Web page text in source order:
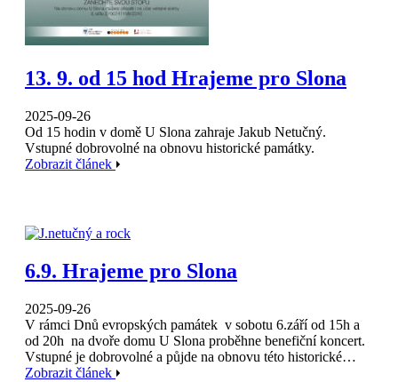
13. 9. od 15 hod Hrajeme pro Slona
2025-09-26
Od 15 hodin v domě U Slona zahraje Jakub Netučný.
Vstupné dobrovolné na obnovu historické památky.
Zobrazit článek
6.9. Hrajeme pro Slona
2025-09-26
V rámci Dnů evropských památek v sobotu 6.září od 15h a
od 20h na dvoře domu U Slona proběhne benefiční koncert.
Vstupné je dobrovolné a půjde na obnovu této historické…
Zobrazit článek